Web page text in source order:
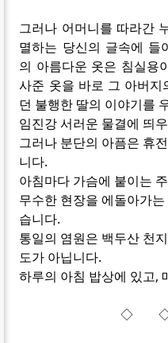
그러나 어머니를 따라간
멸하는 당신의 글속에 들
의 아름다운 옷은 침실용
사준 옷을 바로 그 아버
던 불행한 딸의 이야기를
임진강 서러운 물결에 띄
그러나 분단의 아픔은 휴
니다.
아침마다 가슴에 붙이는
무수한 현장을 에돌아가
습니다.
통일의 염원은 백두산 천
도가 아닙니다.
하루의 아침 밥상에 있고,
◇ ◇